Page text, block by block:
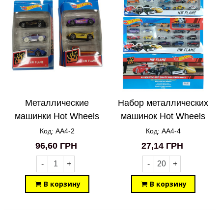
Металлические
машинки Hot Wheels
AA4-2
Код: AA4-2
96,60 ГРН
- +
В корзину
Набор металлических
машинок Hot Wheels
20in1 AA4-4
Код: AA4-4
27,14 ГРН
- +
В корзину